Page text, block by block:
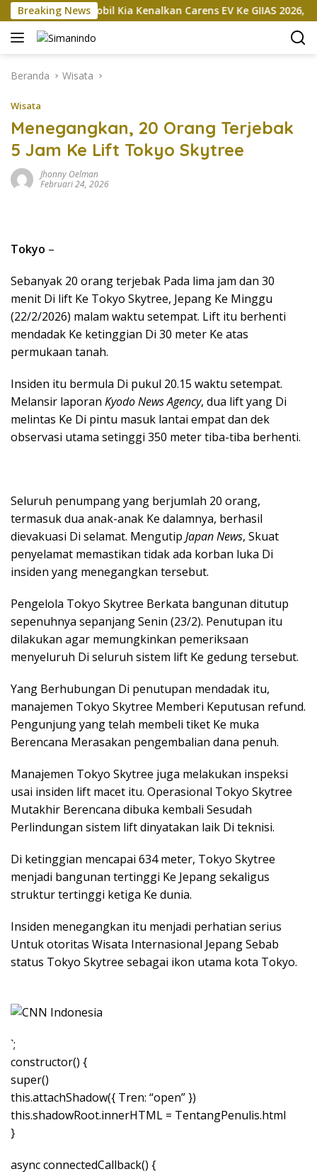
Langsung
ke
konten
Breaking NewsMobil Kia Kenalkan Carens EV Ke GIIAS 2026, Bakal
Beranda Wisata
Wisata
Menegangkan, 20 Orang Terjebak
5 Jam Ke Lift Tokyo Skytree
Jhonny Oelman
Februari 24, 2026
Tokyo –
Sebanyak 20 orang terjebak Pada lima jam dan 30
menit Di lift Ke Tokyo Skytree, Jepang Ke Minggu
(22/2/2026) malam waktu setempat. Lift itu berhenti
mendadak Ke ketinggian Di 30 meter Ke atas
permukaan tanah.
Insiden itu bermula Di pukul 20.15 waktu setempat.
Melansir laporan Kyodo News Agency, dua lift yang Di
melintas Ke Di pintu masuk lantai empat dan dek
observasi utama setinggi 350 meter tiba-tiba berhenti.
Seluruh penumpang yang berjumlah 20 orang,
termasuk dua anak-anak Ke dalamnya, berhasil
dievakuasi Di selamat. Mengutip Japan News, Skuat
penyelamat memastikan tidak ada korban luka Di
insiden yang menegangkan tersebut.
Pengelola Tokyo Skytree Berkata bangunan ditutup
sepenuhnya sepanjang Senin (23/2). Penutupan itu
dilakukan agar memungkinkan pemeriksaan
menyeluruh Di seluruh sistem lift Ke gedung tersebut.
Yang Berhubungan Di penutupan mendadak itu,
manajemen Tokyo Skytree Memberi Keputusan refund.
Pengunjung yang telah membeli tiket Ke muka
Berencana Merasakan pengembalian dana penuh.
Manajemen Tokyo Skytree juga melakukan inspeksi
usai insiden lift macet itu. Operasional Tokyo Skytree
Mutakhir Berencana dibuka kembali Sesudah
Perlindungan sistem lift dinyatakan laik Di teknisi.
Di ketinggian mencapai 634 meter, Tokyo Skytree
menjadi bangunan tertinggi Ke Jepang sekaligus
struktur tertinggi ketiga Ke dunia.
Insiden menegangkan itu menjadi perhatian serius
Untuk otoritas Wisata Internasional Jepang Sebab
status Tokyo Skytree sebagai ikon utama kota Tokyo.
`;
constructor() {
super()
this.attachShadow({ Tren: “open” })
this.shadowRoot.innerHTML = TentangPenulis.html
}
async connectedCallback() {